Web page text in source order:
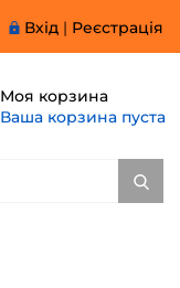
Вхід | Реєстрація
Моя корзина
Ваша корзина пуста